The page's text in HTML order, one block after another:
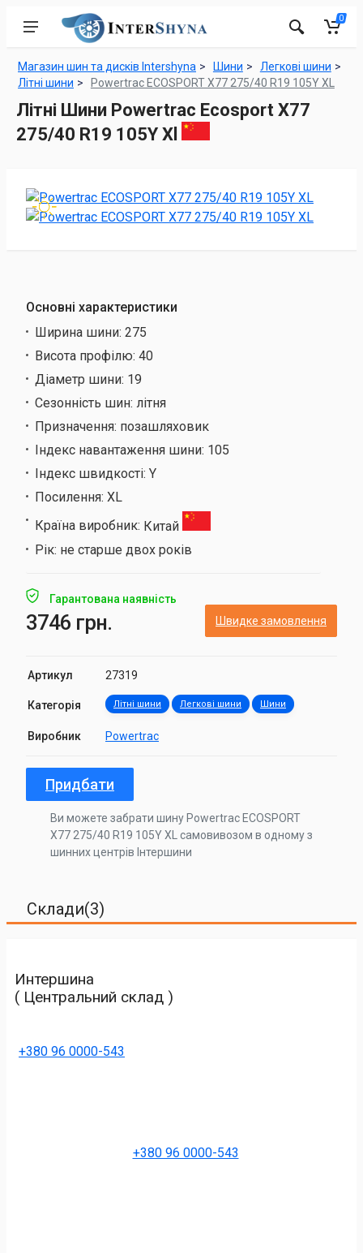
0
Магазин шин та дисків Intershyna Шини
Легкові шини
Літні шини
Powertrac ECOSPORT X77 275/40 R19 105Y XL
Літні Шини Powertrac Ecosport X77
275/40 R19 105Y Xl
Основні характеристики
Ширина шини: 275
Висота профілю: 40
Діаметр шини: 19
Сезонність шин: літня
Призначення: позашляховик
Індекс навантаження шини: 105
Індекс швидкості: Y
Посилення: XL
Країна виробник: Китай
Рік: не старше двох років
Гарантована наявність
3746 грн. Швидке замовлення
Артикул 27319
Категорія Літні шини Легкові шини Шини
Виробник Powertrac
Придбати
Ви можете забрати шину Powertrac ECOSPORT
X77 275/40 R19 105Y XL самовивозом в одному з
шинних центрів Інтершини
Склади(3)
Интершина
( Центральний склад )
+380 96 0000-543
+380 96 0000-543